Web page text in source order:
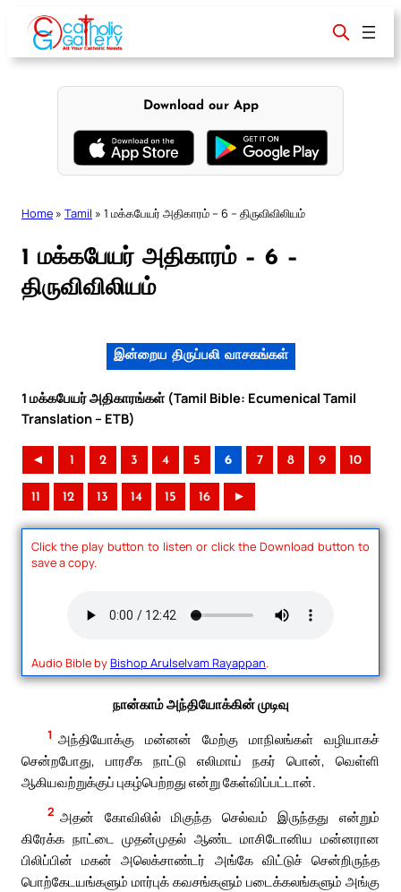
content
Download our App
Home » Tamil » 1 மக்கபேயர் அதிகாரம் – 6 – திருவிவிலியம்
1 மக்கபேயர் அதிகாரம் – 6 –
திருவிவிலியம்
இன்றைய திருப்பலி வாசகங்கள்
1 மக்கபேயர் அதிகாரங்கள் (Tamil Bible: Ecumenical Tamil
Translation – ETB)
◄ 1 2 3 4 5 6 7 8 9 10
11 12 13 14 15 16 ►
Click the play button to listen or click the Download button to
save a copy.
Audio Bible byBishop Arulselvam Rayappan.
நான்காம் அந்தியோக்கின் முடிவு
1 அந்தியோக்கு மன்னன் மேற்கு மாநிலங்கள் வழியாகச்
சென்றபோது, பாரசீக நாட்டு எலிமாய் நகர் பொன், வெள்ளி
ஆகியவற்றுக்குப் புகழ்பெற்றது என்று கேள்விப்பட்டான்.
2 அதன் கோவிலில் மிகுந்த செல்வம் இருந்தது என்றும்
கிரேக்க நாட்டை முதன்முதல் ஆண்ட மாசிடோனிய மன்னரான
பிலிப்பின் மகன் அலெக்சாண்டர் அங்கே விட்டுச் சென்றிருந்த
பொற்கேடயங்களும் மார்புக் கவசங்களும் படைக்கலங்களும் அங்கு